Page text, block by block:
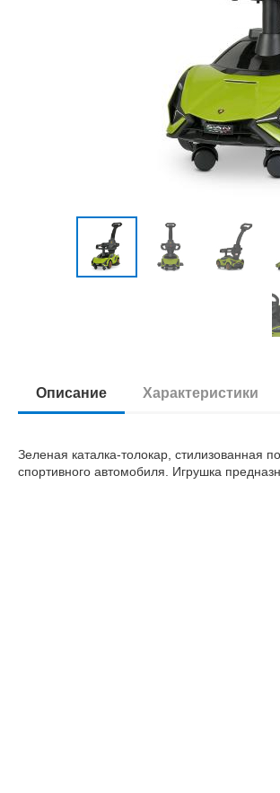
Описание Характеристики
Зеленая каталка-толокар, стилизованная
спортивного автомобиля. Игрушка